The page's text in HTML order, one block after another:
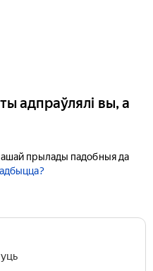
адпраўлялі вы, а
прылады падобныя да